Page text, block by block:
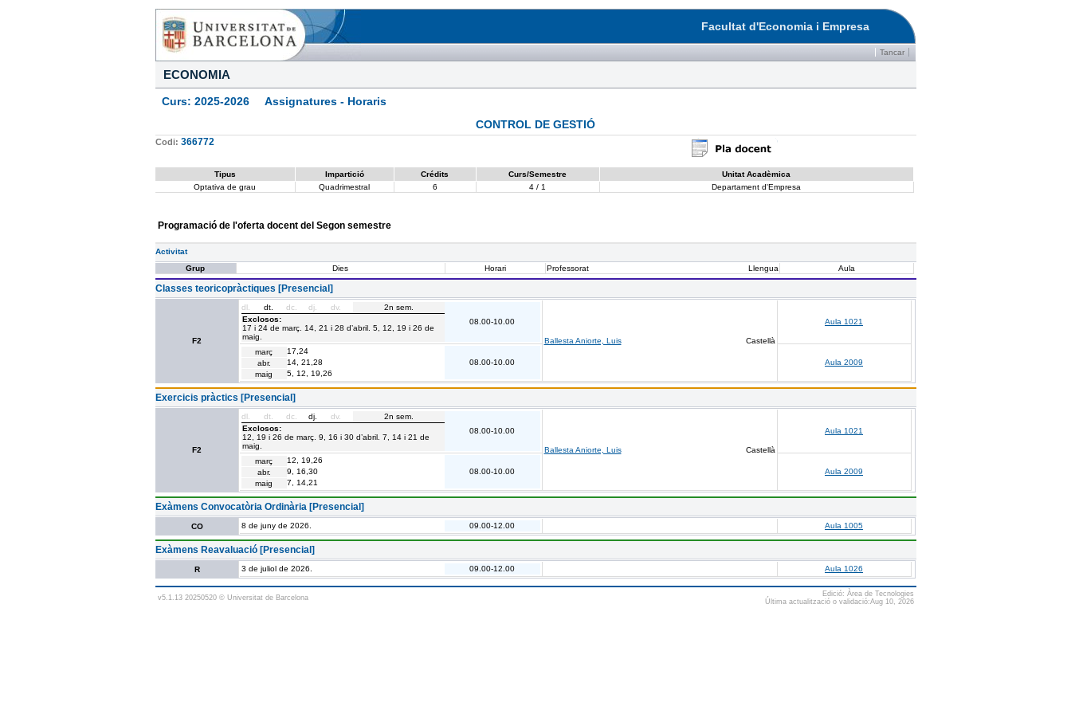
Facultat d'Economia i Empresa
Tancar
ECONOMIA
Curs: 2025-2026 Assignatures - Horaris
CONTROL DE GESTIÓ
Codi: 366772
Tipus Impartició Crédits Curs/Semestre
Unitat Acadèmica
Optativa de grau
Quadrimestral 6 4 / 1 Departament d'Empresa
Programació de l'oferta docent del Segon semestre
Activitat
Grup
Dies Horari Professorat Llengua Aula
Classes teoricopràctiques [Presencial]
F2
dl. dt. dc. dj. dv.
2n sem.
Exclosos:
17 i 24 de març. 14, 21 i 28 d’abril. 5, 12, 19 i 26 de
maig.
08.00-10.00
Ballesta Aniorte, Luis Castellà
Aula 1021
març
17,24
abr.
14, 21,28
maig
5, 12, 19,26
08.00-10.00 Aula 2009
Exercicis pràctics [Presencial]
F2
dl. dt. dc. dj. dv.
2n sem.
Exclosos:
12, 19 i 26 de març. 9, 16 i 30 d’abril. 7, 14 i 21 de
maig.
08.00-10.00
Ballesta Aniorte, Luis Castellà
Aula 1021
març
12, 19,26
abr.
9, 16,30
maig
7, 14,21
08.00-10.00 Aula 2009
Exàmens Convocatòria Ordinària [Presencial]
CO 8 de juny de 2026. 09.00-12.00 Aula 1005
Exàmens Reavaluació [Presencial]
R 3 de juliol de 2026. 09.00-12.00 Aula 1026
v5.1.13 20250520 © Universitat de Barcelona
Edició: Àrea de Tecnologies
Última actualització o validació:Aug 10, 2026